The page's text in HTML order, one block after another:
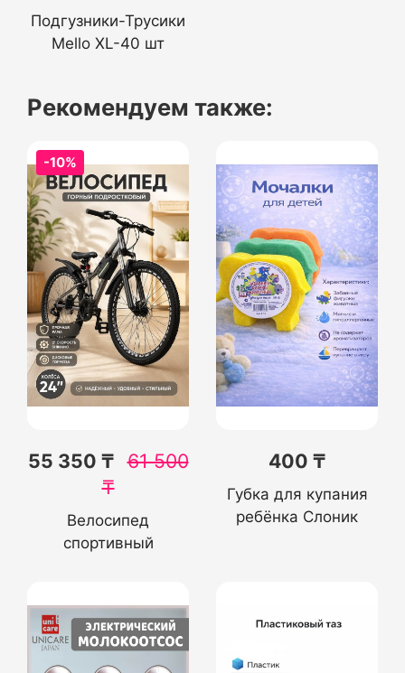
Подгузники-Трусики
Mello XL-40 шт
Рекомендуем также:
-10%
55 350 ₸ 61 500
₸
Велосипед
спортивный
400 ₸
Губка для купания
ребёнка Слоник